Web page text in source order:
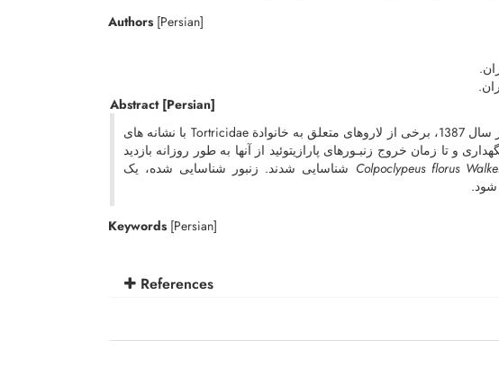
Authors [Persian]
Abstract[Persian]
در جریان نمونه ­برداری از شته­ های درختان سیب شهرستان مشهد در سال 1387، برخی از لاروهای متعلق به­ خانوادة Tortricidae با نشانه ­های
و تا زمان خروج زنبـورهای پارازیتوئید از آن­ها به طور روزانه بازدید
Colpoclypeus florus شناسایی شدند. زنبور شناسایی شده، یک
­شود.
Keywords [Persian]
References